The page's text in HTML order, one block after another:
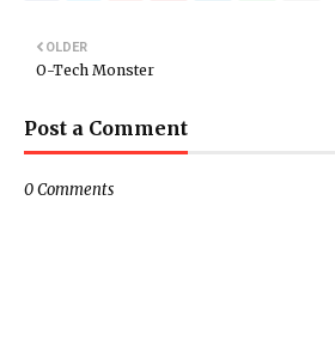
OLDER
O-Tech Monster
Post a Comment
0 Comments